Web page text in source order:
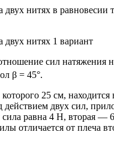
двух нитях в равновесии
сил натяжения
β = 45°.
25 см, находится
действием двух сил,
сила равна 4 Н, вторая —
отличается от плеча